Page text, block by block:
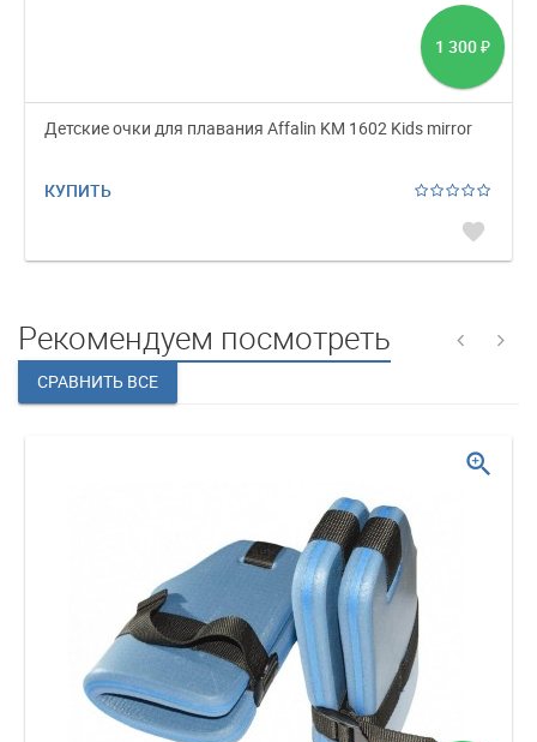
1 300 ₽
Детские очки для плавания Affalin KM 1602 Kids mirror
КУПИТЬ
favorite
Рекомендуем посмотреть
zoom_in